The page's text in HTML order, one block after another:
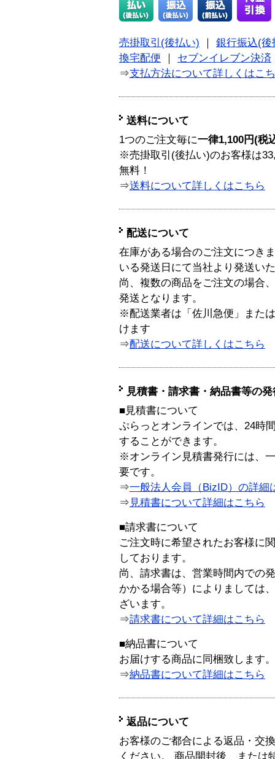
売掛取引(後払い)
銀行振込(後
換宅配便
セブンイレブン決済
⇒支払方法について詳しくはこ
送料について
1つのご注文毎に一律1,100円(税
※売掛取引(後払い)のお客様は
無料！
⇒送料について詳しくはこちら
配送について
在庫がある場合のご注文につき
いる発送日にて当社より発送い
尚、複数の商品をご注文の場合
発送となります。
※配送業者は「佐川急便」また
けます
⇒配送について詳しくはこちら
見積書・請求書・納品書等の
■見積書について
ぷらっとオンラインでは、24時
することができます。
※オンライン見積書発行には、
要です。
⇒一般法人会員（BizID）の詳細
⇒ 見積書について詳細はこちら
■請求書について
ご注文時に希望されたお客様に
しております。
尚、請求書は、営業時間内での
かかる場合等）によりましては
ざいます。
⇒請求書について詳細はこちら
■納品書について
お届けする商品に同梱致します。
⇒納品書について詳細はこちら
返品について
お客様のご都合による返品・交
ください。 商品開封後、または